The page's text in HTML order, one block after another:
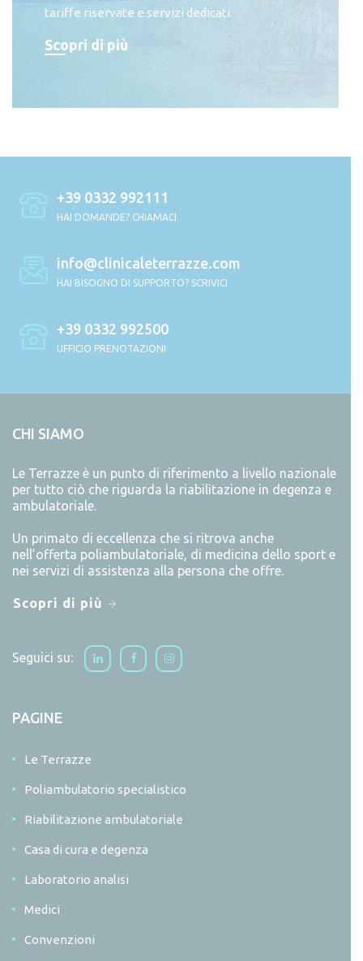
tariffe riservate e servizi dedicati.
Scopri di più
+39 0332 992111
HAI DOMANDE? CHIAMACI
info@clinicaleterrazze.com
HAI BISOGNO DI SUPPORTO? SCRIVICI
+39 0332 992500
UFFICIO PRENOTAZIONI
CHI SIAMO
Le Terrazze è un punto di riferimento a livello nazionale
per tutto ciò che riguarda la riabilitazione in degenza e
ambulatoriale.
Un primato di eccellenza che si ritrova anche
nell’offerta poliambulatoriale, di medicina dello sport e
nei servizi di assistenza alla persona che offre.
Scopri di più
Seguici su:
PAGINE
Le Terrazze
Poliambulatorio specialistico
Riabilitazione ambulatoriale
Casa di cura e degenza
Laboratorio analisi
Medici
Convenzioni